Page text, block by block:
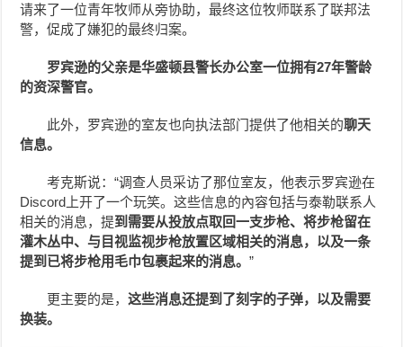
请来了一位青年牧师从旁协助，最终这位牧师联系了联邦法
警，促成了嫌犯的最终归案。
罗宾逊的父亲是华盛顿县警长办公室一位拥有27年警龄
的资深警官。
此外，罗宾逊的室友也向执法部门提供了他相关的聊天
信息。
考克斯说：“调查人员采访了那位室友，他表示罗宾逊在
Discord上开了一个玩笑。这些信息的內容包括与泰勒联系人
相关的消息，提到需要从投放点取回一支步枪、将步枪留在
灌木丛中、与目视监视步枪放置区域相关的消息，以及一条
提到已将步枪用毛巾包裹起来的消息。”
更主要的是，这些消息还提到了刻字的子弹，以及需要
换装。